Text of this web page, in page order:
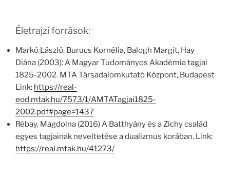
Életrajzi források:
Markó László, Burucs Kornélia, Balogh Margit, Hay
Diána (2003): A Magyar Tudományos Akadémia tagjai
1825-2002. MTA Társadalomkutató Központ, Budapest
Link: https://real-
eod.mtak.hu/7573/1/AMTATagjai1825-
2002.pdf#page=1437
Rébay, Magdolna (2016) A Batthyány és a Zichy család
egyes tagjainak neveltetése a dualizmus korában. Link:
https://real.mtak.hu/41273/